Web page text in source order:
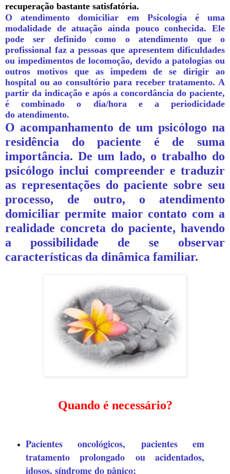
recuperação bastante satisfatória.
O
atendimento domiciliar
em Psicologia é uma
modalidade de atuação ainda pouco conhecida. Ele
pode ser definido como o
atendimento que o
profissional faz a pessoas que apresentem dificuldades
ou impedimentos de locomoção, devido a patologias ou
outros motivos que as impedem de se dirigir ao
hospital ou ao consultório para receber tratamento. A
partir da indicação e após a concordância do paciente,
é combinado o dia/hora e a periodicidade
do atendimento.
O acompanhamento de um psicólogo na
residência do paciente é de suma
importância. De um lado, o trabalho do
psicólogo inclui compreender e traduzir
as representações do paciente sobre seu
processo, de outro, o atendimento
domiciliar permite maior contato com a
realidade concreta do paciente, havendo
a possibilidade de se observar
características da dinâmica familiar.
Quando é necessário?
Pacientes oncológicos,
pacientes em
tratamento prolongado
ou acidentados,
idosos, síndrome do pânico;